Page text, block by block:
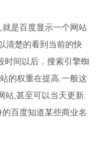
是百度显示一个网站
清楚的看到当前的快
时间以后，搜索引擎蜘
的权重在提高.一般这
站,甚至可以当天更新.
百度知道某些商业名